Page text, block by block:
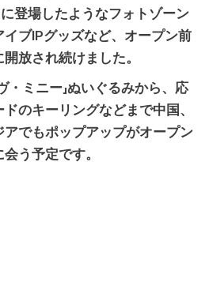
登場したようなフォトゾーン
ブIPグッズなど、オープン前
放され続けました。
・ミニー」ぬいぐるみから、応
のキーリングなどまで中国、
アでもポップアップがオープン
う予定です。